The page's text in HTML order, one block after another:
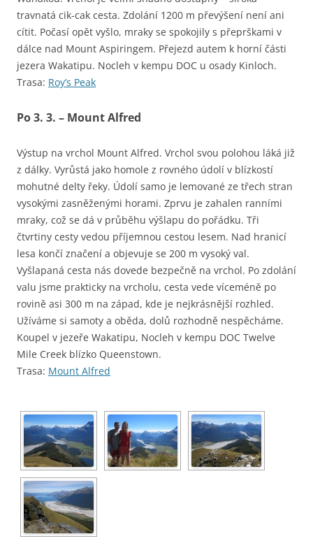
travnatá cik-cak cesta. Zdolání 1200 m převýšení není ani
cítit. Počasí opět vyšlo, mraky se spokojily s přeprškami v
dálce nad Mount Aspiringem. Přejezd autem k horní části
jezera Wakatipu. Nocleh v kempu DOC u osady Kinloch.
Trasa: Roy’s Peak
Po 3. 3. – Mount Alfred
Výstup na vrchol Mount Alfred. Vrchol svou polohou láká již
z dálky. Vyrůstá jako homole z rovného údolí v blízkostí
mohutné delty řeky. Údolí samo je lemované ze třech stran
vysokými zasněženými horami. Zprvu je zahalen ranními
mraky, což se dá v průběhu výšlapu do pořádku. Tři
čtvrtiny cesty vedou příjemnou cestou lesem. Nad hranicí
lesa končí značení a objevuje se 200 m vysoký val.
Vyšlapaná cesta nás dovede bezpečně na vrchol. Po zdolání
valu jsme prakticky na vrcholu, cesta vede víceméně po
rovině asi 300 m na západ, kde je nejkrásnější rozhled.
Užíváme si samoty a oběda, dolů rozhodně nespěcháme.
Koupel v jezeře Wakatipu, Nocleh v kempu DOC Twelve
Mile Creek blízko Queenstown.
Trasa: Mount Alfred